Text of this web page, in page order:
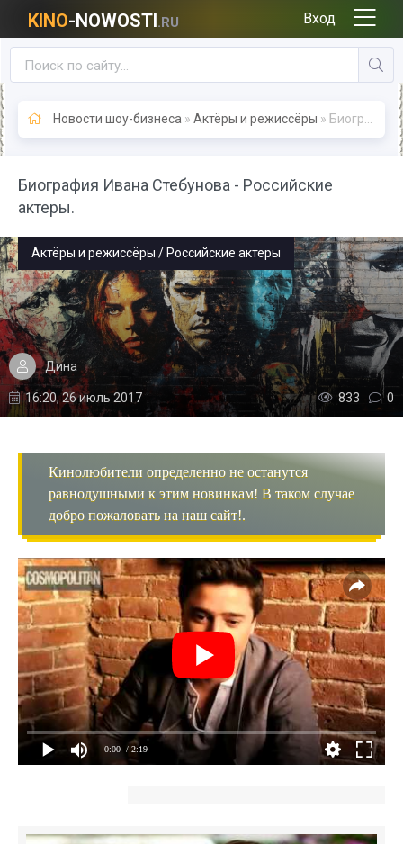
KINO-NOWOSTI.RU Вход
Новости шоу-бизнеса » Актёры и режиссёры » Биография Ивана Стебунова - Российские актеры.
Биография Ивана Стебунова - Российские
актеры.
Актёры и режиссёры / Российские актеры
Дина
16:20, 26 июль 2017 833 0
Кинолюбители определенно не останутся
равнодушными к этим новинкам! В таком случае
добро пожаловать на наш сайт!.
0:00 / 2:19